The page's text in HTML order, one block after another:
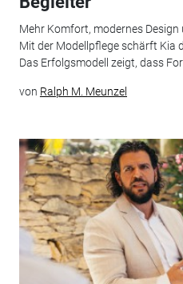
Mehr Komfort, modernes
Mit der Modellpflege schärft Kia
Das Erfolgsmodell zeigt, dass
von Ralph M. Meunzel